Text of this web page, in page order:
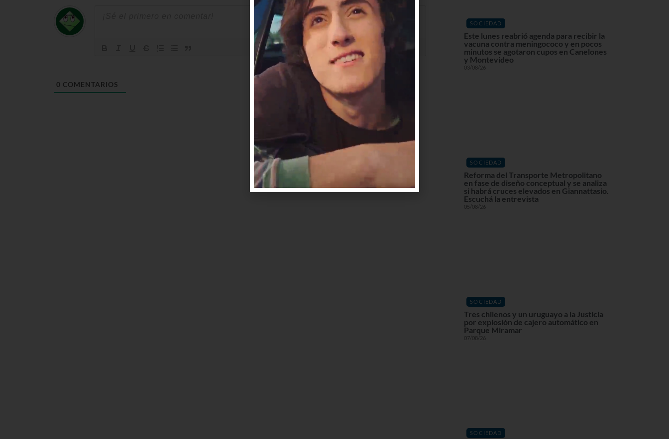
0 COMENTARIOS
SOCIEDAD
Este lunes reabrió agenda para recibir la
vacuna contra meningococo y en pocos
minutos se agotaron cupos en Canelones
y Montevideo
03/08/26
SOCIEDAD
Reforma del Transporte Metropolitano
en fase de diseño conceptual y se analiza
si habrá cruces elevados en Giannattasio.
Escuchá la entrevista
05/08/26
SOCIEDAD
Tres chilenos y un uruguayo a la Justicia
por explosión de cajero automático en
Parque Miramar
07/08/26
SOCIEDAD